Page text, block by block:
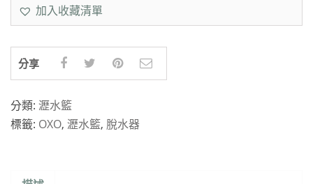
加入收藏清單
分享
分類: 瀝水籃
標籤: OXO, 瀝水籃, 脫水器